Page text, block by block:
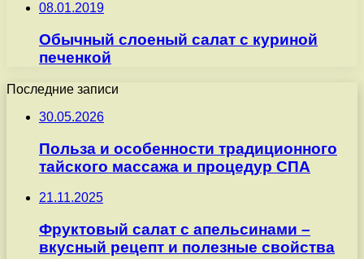
08.01.2019
Обычный слоеный салат с куриной
печенкой
Последние записи
30.05.2026
Польза и особенности традиционного
тайского массажа и процедур СПА
21.11.2025
Фруктовый салат с апельсинами –
вкусный рецепт и полезные свойства